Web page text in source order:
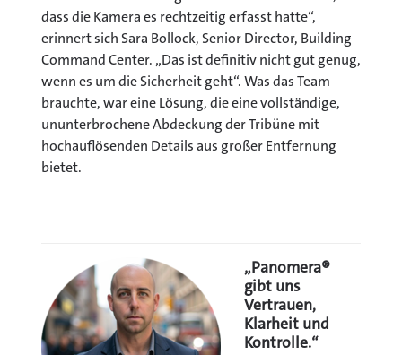
dass die Kamera es rechtzeitig erfasst hatte“,
erinnert sich Sara Bollock, Senior Director, Building
Command Center. „Das ist definitiv nicht gut genug,
wenn es um die Sicherheit geht“. Was das Team
brauchte, war eine Lösung, die eine vollständige,
ununterbrochene Abdeckung der Tribüne mit
hochauflösenden Details aus großer Entfernung
bietet.
„Panomera®
gibt uns
Vertrauen,
Klarheit und
Kontrolle.“